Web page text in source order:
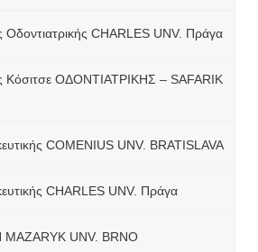
Οδοντιατρικής CHARLES UNV. Πράγα
Κόσιτσε ΟΔΟΝΤΙΑΤΡΙΚΗΣ – SAFARIK
COMENIUS UNV. BRATISLAVA
CHARLES UNV. Πράγα
UNV. BRNO